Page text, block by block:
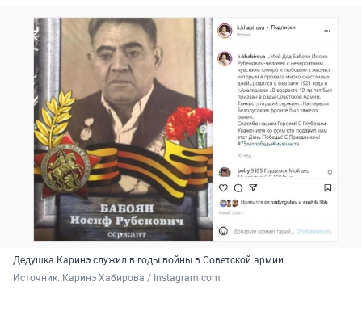
Дедушка Каринэ служил в годы войны в Советской армии
Источник: Каринэ Хабирова / Instagram.com